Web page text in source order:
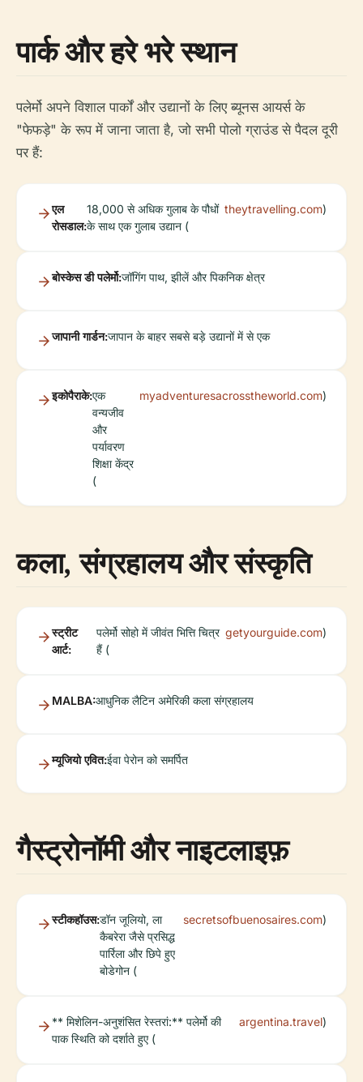
पार्क और हरे भरे स्थान
पलेर्मो अपने विशाल पार्कों और उद्यानों के लिए ब्यूनस आयर्स के
"फेफड़े" के रूप में जाना जाता है, जो सभी पोलो ग्राउंड से पैदल दूरी
पर हैं:
एल
रोसडाल:
18,000 से अधिक गुलाब के पौधों
के साथ एक गुलाब उद्यान (
theytravelling.com)
बोस्केस डी पलेर्मो:जॉगिंग पाथ, झीलें और पिकनिक क्षेत्र
जापानी गार्डन:जापान के बाहर सबसे बड़े उद्यानों में से एक
इकोपैराके:एक
वन्यजीव
और
पर्यावरण
शिक्षा केंद्र
(
myadventuresacrosstheworld.com)
कला, संग्रहालय और संस्कृति
स्ट्रीट
आर्ट:
पलेर्मो सोहो में जीवंत भित्ति चित्र
हैं (
getyourguide.com)
MALBA:आधुनिक लैटिन अमेरिकी कला संग्रहालय
म्यूजियो एवित:ईवा पेरोन को समर्पित
गैस्ट्रोनॉमी और नाइटलाइफ़
स्टीकहॉउस:डॉन जूलियो, ला
कैबरेरा जैसे प्रसिद्ध
पार्रिला और छिपे हुए
बोडेगोन (
secretsofbuenosaires.com)
** मिशेलिन-अनुशंसित रेस्तरां:** पलेर्मो की
पाक स्थिति को दर्शाते हुए (
argentina.travel)